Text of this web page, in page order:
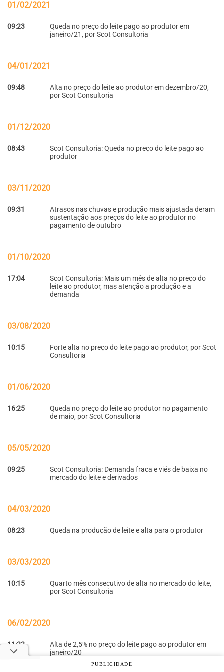
01/02/2021
09:23
Queda no preço do leite pago ao produtor em
janeiro/21, por Scot Consultoria
04/01/2021
09:48
Alta no preço do leite ao produtor em dezembro/20,
por Scot Consultoria
01/12/2020
08:43
Scot Consultoria: Queda no preço do leite pago ao
produtor
03/11/2020
09:31
Atrasos nas chuvas e produção mais ajustada deram
sustentação aos preços do leite ao produtor no
pagamento de outubro
01/10/2020
17:04
Scot Consultoria: Mais um mês de alta no preço do
leite ao produtor, mas atenção a produção e a
demanda
03/08/2020
10:15
Forte alta no preço do leite pago ao produtor, por Scot
Consultoria
01/06/2020
16:25
Queda no preço do leite ao produtor no pagamento
de maio, por Scot Consultoria
05/05/2020
09:25
Scot Consultoria: Demanda fraca e viés de baixa no
mercado do leite e derivados
04/03/2020
08:23 Queda na produção de leite e alta para o produtor
03/03/2020
10:15
Quarto mês consecutivo de alta no mercado do leite,
por Scot Consultoria
06/02/2020
11:22
Alta de 2,5% no preço do leite pago ao produtor em
janeiro/20
PUBLICIDADE